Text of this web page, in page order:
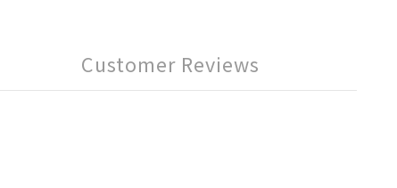
Customer Reviews